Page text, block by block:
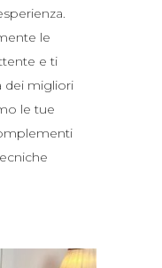
le
e ti
dei migliori
le tue